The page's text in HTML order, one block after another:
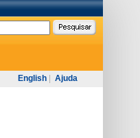
English Ajuda